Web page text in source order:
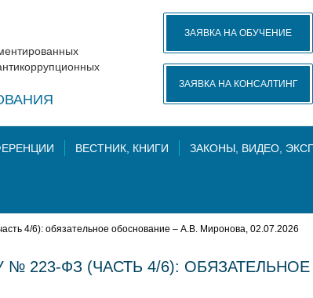
ЗАЯВКА НА ОБУЧЕНИЕ
ЗАЯВКА НА КОНСАЛТИНГ
ВЕСТНИК, КНИГИ ЗАКОНЫ, ВИДЕО,
4/6): обязательное обоснование – А.В. Миронова, 02.07.2026
223-ФЗ (ЧАСТЬ 4/6):